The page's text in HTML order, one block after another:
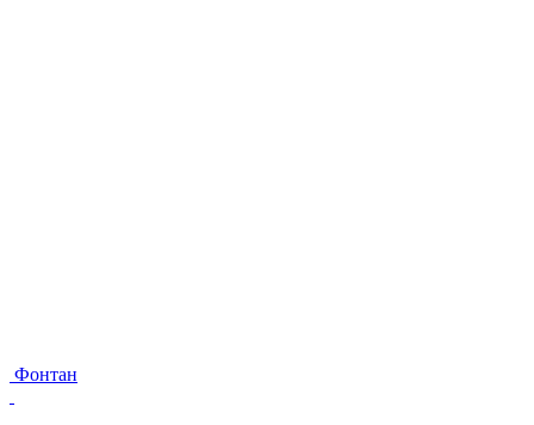
Фонтан